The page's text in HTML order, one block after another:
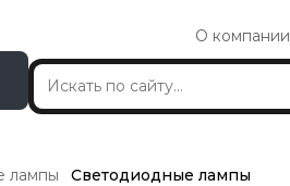
О компании
лампы Светодиодные лампы